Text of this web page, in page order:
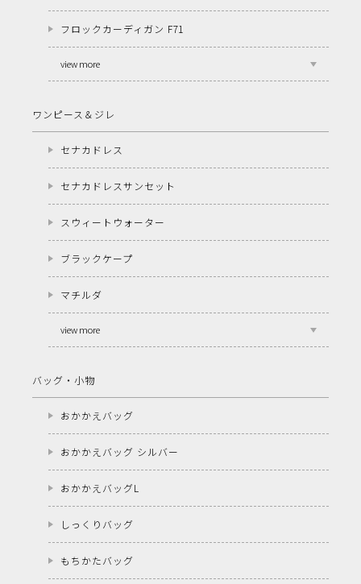
フロックカーディガン F71
view more
ワンピース＆ジレ
セナカドレス
セナカドレスサンセット
スウィートウォーター
ブラックケープ
マチルダ
view more
バッグ・小物
おかかえバッグ
おかかえバッグ シルバー
おかかえバッグL
しっくりバッグ
もちかたバッグ